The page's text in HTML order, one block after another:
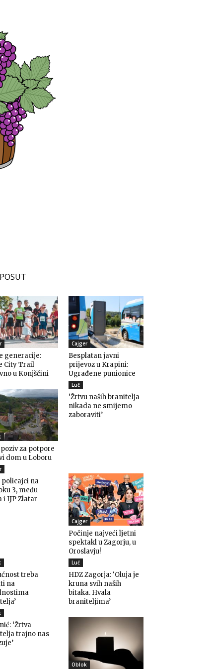
generacije:
City Trail
u Konjščini
Cajger
Besplatan javni
prijevoz u Krapini:
Ugrađene punionice
za potpore
dom u Loboru
Luč
‘Žrtvu naših branitelja
nikada ne smijemo
zaboraviti’
na
3, među
i IJP Zlatar
Cajger
Počinje najveći ljetni
spektakl u Zagorju, u
Oroslavju!
treba
na
Luč
HDZ Zagorja: ‘Oluja je
kruna svih naših
bitaka. Hvala
braniteljima’
‘Žrtva
trajno nas
Oblok